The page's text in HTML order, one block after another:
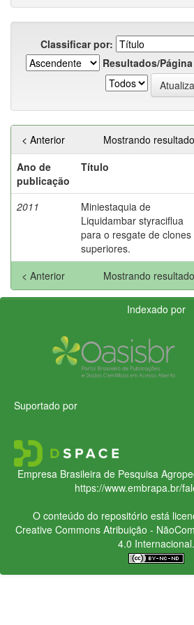
Classificar por:
Resultados/Página
Mostrando
< Anterior
Ano de
publicação
Título
2011
Miniestaquia de
Liquidambar styraciflua
para o resgate de clones
superiores.
Mostrando
< Anterior
Indexado por
Suportado por
Empresa Brasileira de Pesquisa
https://www.embrapa.br/
O conteúdo do repositório está
Creative CommonsAtribuição -
4.0 Internacional.